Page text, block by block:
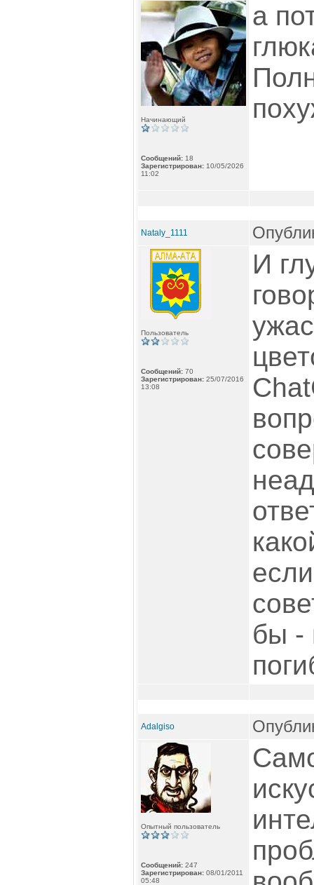
Начинающий
Сообщений: 18
Зарегистрирован: 10/05/2026
11:02
а
Nataly_1111
Пользователь
Сообщений: 70
Зарегистрирован: 25/07/2016
13:08
И
бы -
Adalgiso
Опытный пользователь
Сообщений: 247
Зарегистрирован: 08/01/2011
05:48